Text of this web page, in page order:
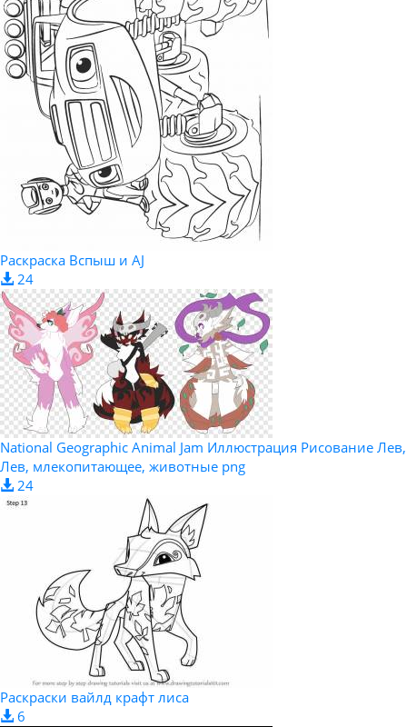
Раскраска Вспыш и AJ
24
National Geographic Animal Jam Иллюстрация Рисование Лев,
Лев, млекопитающее, животные png
24
Раскраски вайлд крафт лиса
6